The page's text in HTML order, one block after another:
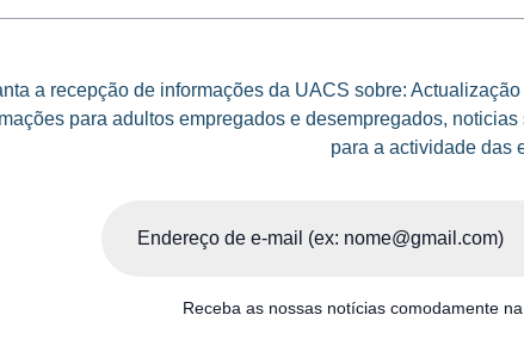
a recepção de informações da UACS sobre:
para adultos empregados e desempregados,
para a actividade das
Receba as nossas notícias comodamente